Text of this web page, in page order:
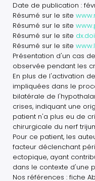
Date de publication :
Résumé sur le site
Résumé sur le site
Résumé sur le site
Résumé sur le site
Présentation d'un cas
observée pendant les
En plus de l'activation
impliquées dans le
bilatérale de
crises, indiquant une
patient n'a plus eu de
chirurgicale du nerf
Pour ce patient, les
facteur déclenchant
ectopique, ayant
dans le contexte d'une
Nos références : fiche